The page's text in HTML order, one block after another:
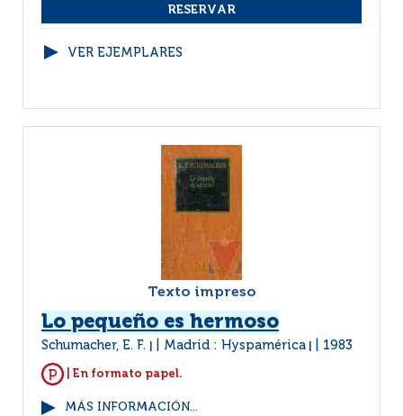
VER EJEMPLARES
Texto impreso
Lo pequeño es hermoso
Schumacher, E. F. Madrid : Hyspamérica 1983
| En formato papel.
MÁS INFORMACIÓN...